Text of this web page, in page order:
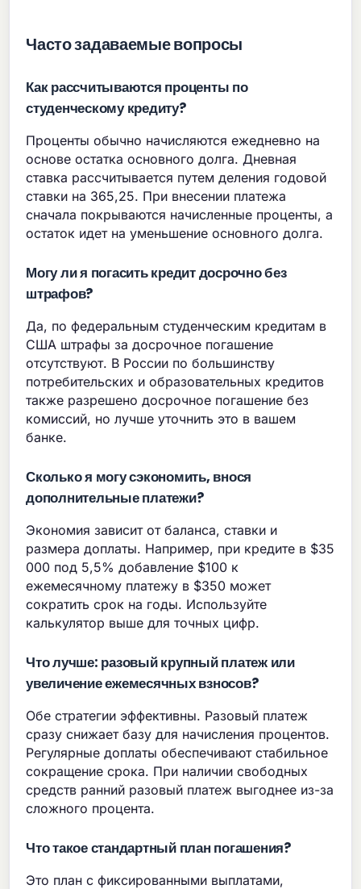
Часто задаваемые вопросы
Как рассчитываются проценты по
студенческому кредиту?
Проценты обычно начисляются ежедневно на
основе остатка основного долга. Дневная
ставка рассчитывается путем деления годовой
ставки на 365,25. При внесении платежа
сначала покрываются начисленные проценты, а
остаток идет на уменьшение основного долга.
Могу ли я погасить кредит досрочно без
штрафов?
Да, по федеральным студенческим кредитам в
США штрафы за досрочное погашение
отсутствуют. В России по большинству
потребительских и образовательных кредитов
также разрешено досрочное погашение без
комиссий, но лучше уточнить это в вашем
банке.
Сколько я могу сэкономить, внося
дополнительные платежи?
Экономия зависит от баланса, ставки и
размера доплаты. Например, при кредите в $35
000 под 5,5% добавление $100 к
ежемесячному платежу в $350 может
сократить срок на годы. Используйте
калькулятор выше для точных цифр.
Что лучше: разовый крупный платеж или
увеличение ежемесячных взносов?
Обе стратегии эффективны. Разовый платеж
сразу снижает базу для начисления процентов.
Регулярные доплаты обеспечивают стабильное
сокращение срока. При наличии свободных
средств ранний разовый платеж выгоднее из-за
сложного процента.
Что такое стандартный план погашения?
Это план с фиксированными выплатами,